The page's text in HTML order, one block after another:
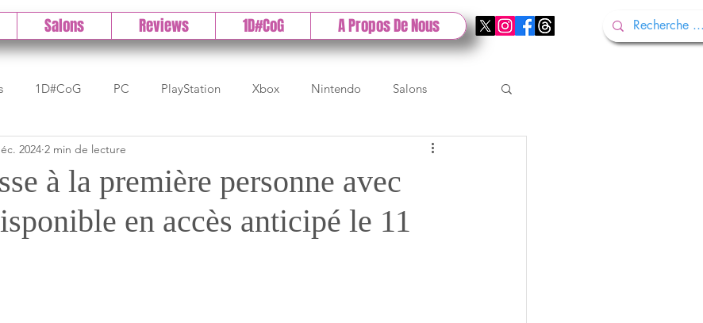
Salons Reviews 1D#CoG A Propos De Nous
1D#CoG PC PlayStation Xbox Nintendo Salons
Test indé DLC Gamescom
Access Test 1DCoG Test Xbox Test Nintendo Test PlayStation
à la première personne avec
en accès anticipé le 11
2024 2 min de lecture